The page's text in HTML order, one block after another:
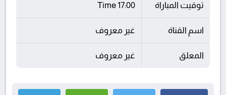
توقيت المباراة 17:00 Time
اسم القناة غير معروف
المعلق غير معروف